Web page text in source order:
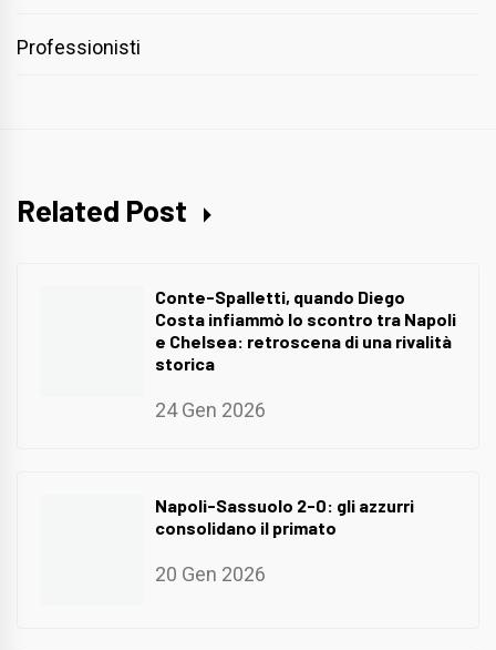
Professionisti
Related Post
Conte-Spalletti, quando Diego
Costa infiammò lo scontro tra Napoli
e Chelsea: retroscena di una rivalità
storica
24 Gen 2026
Napoli-Sassuolo 2-0: gli azzurri
consolidano il primato
20 Gen 2026